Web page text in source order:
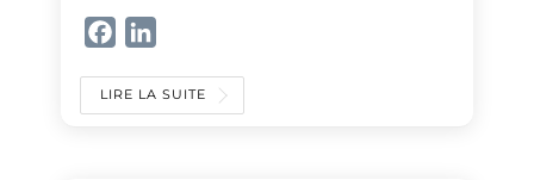
c
n
LIRE LA SUITE